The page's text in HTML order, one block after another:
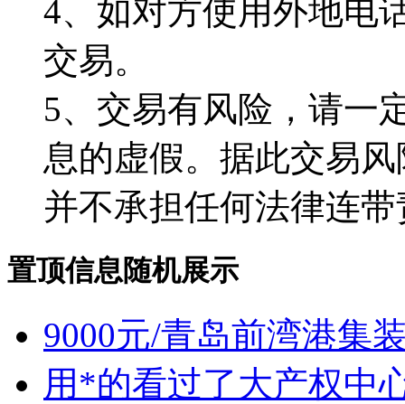
4、如对方使用外地电
交易。
5、交易有风险，请一
息的虚假。据此交易
并不承担任何法律连
置顶信息随机展示
9000元/青岛前湾港集
用*的看过了大产权中